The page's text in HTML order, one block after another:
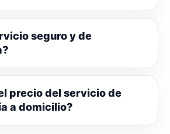
seguro y de
precio del servicio de
a domicilio?